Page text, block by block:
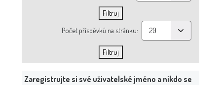
Počet příspěvků na stránku:
Zaregistrujte si své uživatelské jméno a nikdo se